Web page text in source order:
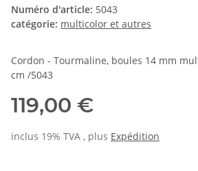
Numéro d'article: 5043
catégorie: multicolor et autres
Cordon - Tourmaline, boules 14 mm
cm /5043
119,00 €
inclus 19% TVA , plus Expédition